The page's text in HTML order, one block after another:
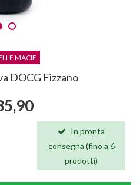
MACIE
DOCG Fizzano
In pronta
consegna (fino a 6
prodotti)